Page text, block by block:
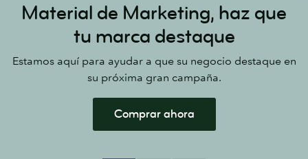
Material de Marketing, haz que
tu marca destaque
Estamos aquí para ayudar a que su negocio destaque en
su próxima gran campaña.
Comprar ahora